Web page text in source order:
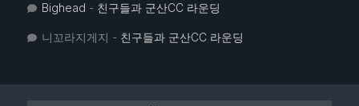
Bighead - 친구들과 군산CC 라운딩
니꼬라지게지 - 친구들과 군산CC 라운딩